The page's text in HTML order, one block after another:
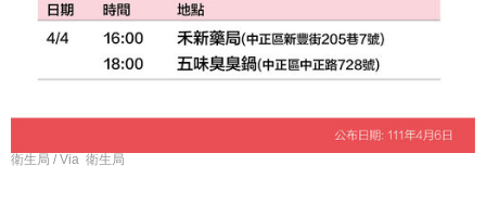
衛生局 / Via 衛生局